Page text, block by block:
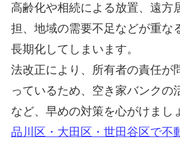
高齢化や相続による放置、遠方
担、地域の需要不足などが重な
長期化してしまいます。
法改正により、所有者の責任が
っているため、空き家バンクの
など、早めの対策を心がけまし
品川区・大田区・世田谷区で不